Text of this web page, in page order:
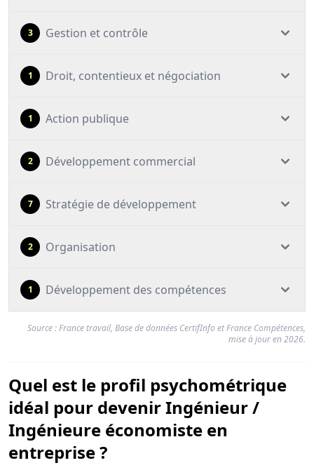
3 Gestion et contrôle
1 Droit, contentieux et négociation
1 Action publique
2 Développement commercial
7 Stratégie de développement
2 Organisation
1 Développement des compétences
Source : France travail, Base de données CertifInfo et France Compétences,
mise à jour en 2026.
Quel est le profil psychométrique
idéal pour devenir Ingénieur /
Ingénieure économiste en
entreprise ?